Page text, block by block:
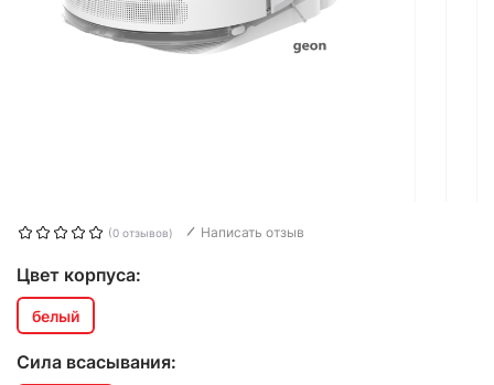
(0 отзывов) Написать отзыв
Цвет корпуса:
белый
Сила всасывания: